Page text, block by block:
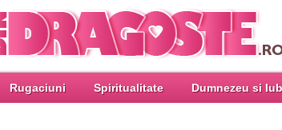
Rugaciuni Spiritualitate Dumnezeu si